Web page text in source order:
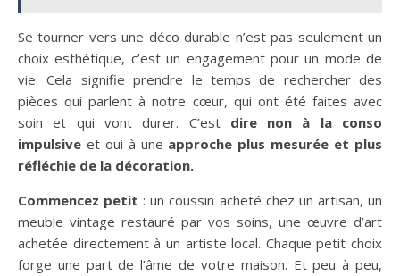
Se tourner vers une déco durable n’est pas seulement un
choix esthétique, c’est un engagement pour un mode de
vie. Cela signifie prendre le temps de rechercher des
pièces qui parlent à notre cœur, qui ont été faites avec
soin et qui vont durer. C’est dire non à la conso
impulsive et oui à une approche plus mesurée et plus
réfléchie de la décoration.
Commencez petit : un coussin acheté chez un artisan, un
meuble vintage restauré par vos soins, une œuvre d’art
achetée directement à un artiste local. Chaque petit choix
forge une part de l’âme de votre maison. Et peu à peu,